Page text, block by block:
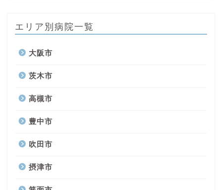
エリア別病院一覧
大阪市
茨木市
高槻市
豊中市
吹田市
摂津市